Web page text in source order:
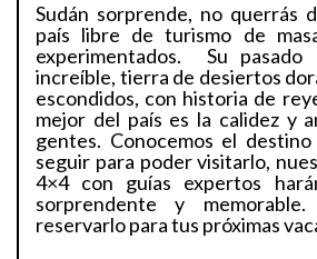
Sudán sorprende, no querrás
país libre de turismo de
experimentados. Su pasado
increíble, tierra de desiertos
escondidos, con historia de
mejor del país es la calidez y
gentes. Conocemos el
seguir para poder visitarlo,
4×4 con guías expertos
sorprendente y
reservarlo para tus próximas